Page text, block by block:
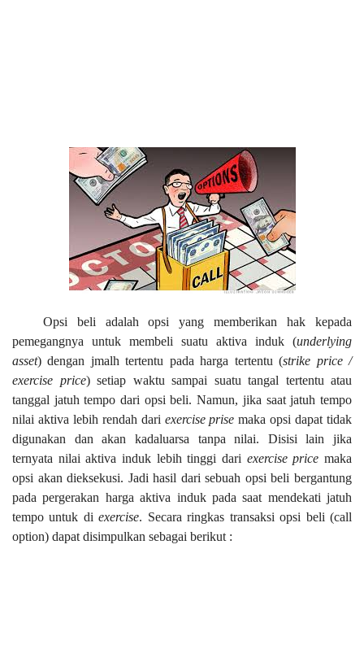
Opsi beli adalah opsi yang memberikan hak kepada
pemegangnya untuk membeli suatu aktiva induk (underlying
asset) dengan jmalh tertentu pada harga tertentu (strike price /
exercise price) setiap waktu sampai suatu tangal tertentu atau
tanggal jatuh tempo dari opsi beli. Namun, jika saat jatuh tempo
nilai aktiva lebih rendah dari exercise prise maka opsi dapat tidak
digunakan dan akan kadaluarsa tanpa nilai. Disisi lain jika
ternyata nilai aktiva induk lebih tinggi dari exercise price maka
opsi akan dieksekusi. Jadi hasil dari sebuah opsi beli bergantung
pada pergerakan harga aktiva induk pada saat mendekati jatuh
tempo untuk diexercise. Secara ringkas transaksi opsi beli (call
option) dapat disimpulkan sebagai berikut :